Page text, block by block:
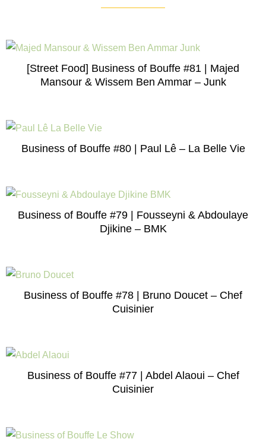
[Street Food] Business of Bouffe #81 | Majed
Mansour & Wissem Ben Ammar – Junk
Business of Bouffe #80 | Paul Lê – La Belle Vie
Business of Bouffe #79 | Fousseyni & Abdoulaye
Djikine – BMK
Business of Bouffe #78 | Bruno Doucet – Chef
Cuisinier
Business of Bouffe #77 | Abdel Alaoui – Chef
Cuisinier